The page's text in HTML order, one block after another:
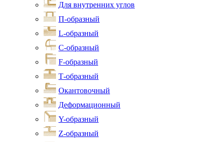
Для внутренних углов
П-образный
L-образный
С-образный
F-образный
Т-образный
Окантовочный
Деформационный
Y-образный
Z-образный